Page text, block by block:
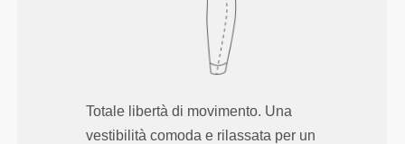
Totale libertà di movimento. Una
vestibilità comoda e rilassata per un